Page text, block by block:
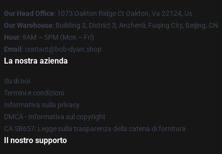
Our Head Office: 1073 Oakton Ridge Ct Oakton, Va 22124, Us
Our Warehouse: Building 3, District 3, Anzhenli, Fuqing City, Beijing, CN
Hour: 9AM – 5PM (Mon – Fri)
Email : contact@bob-dyan.shop
La nostra azienda
Su di noi
Termini e condizioni
Informativa sulla privacy
DMCA - Informativa sul copyright
CA SB657: Legge sulla trasparenza della catena di fornitura
Il nostro supporto